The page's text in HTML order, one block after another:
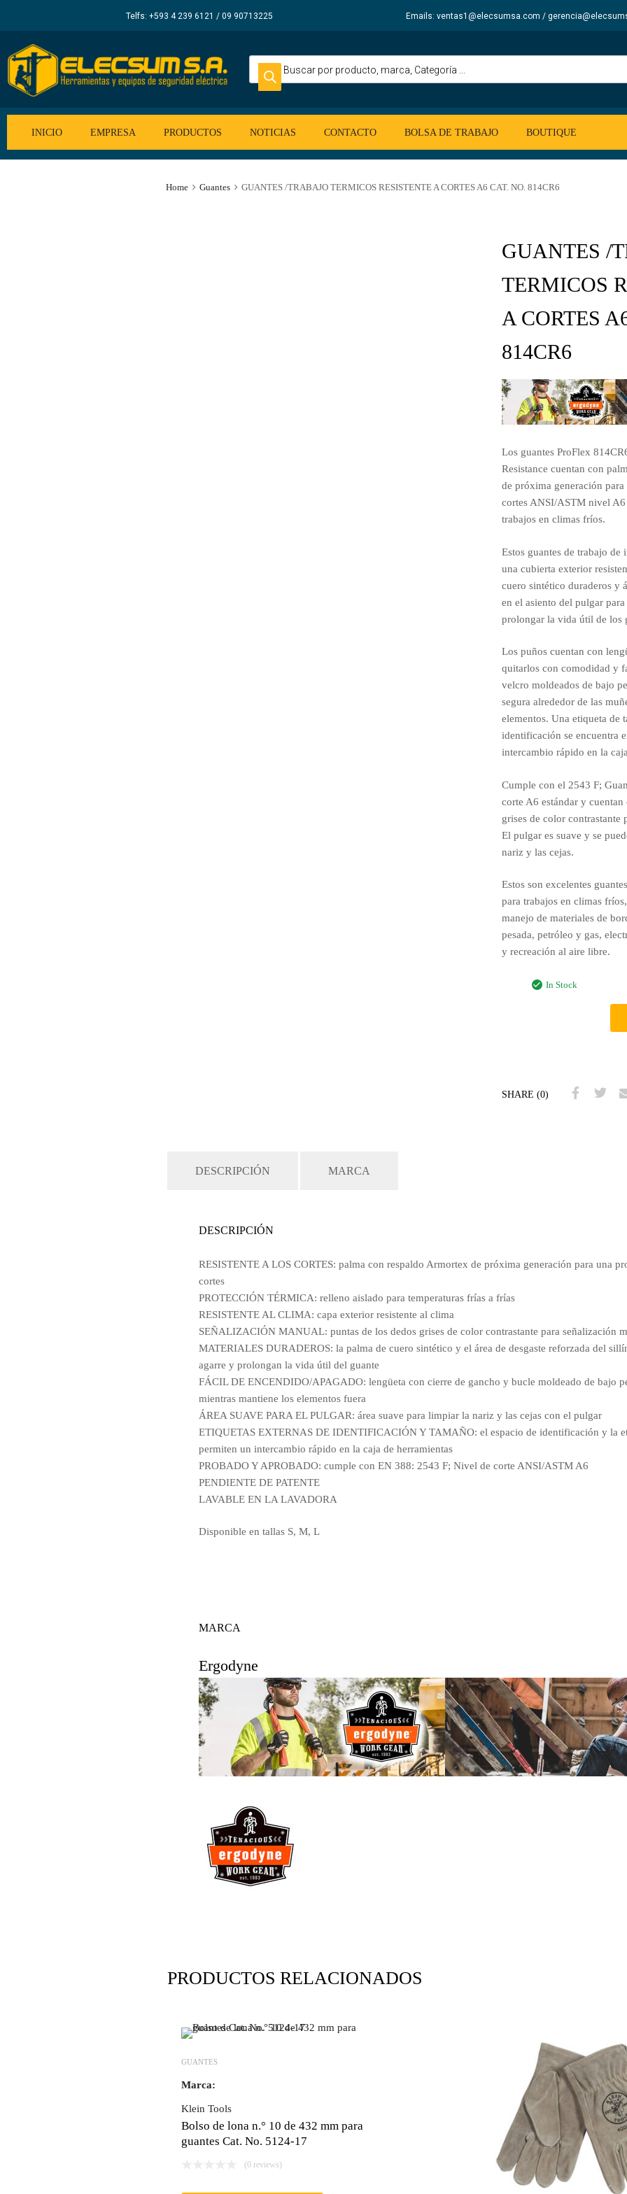
Telfs: +593 4 239 6121 / 09 90713225 Emails: ventas1@elecsumsa.com /
INICIO EMPRESA PRODUCTOS NOTICIAS CONTACTO BOLSA DE TRABAJO BOUTIQUE
Home Guantes GUANTES /TRABAJO TERMICOS RESISTENTE A CORTES A6 CAT. NO. 814CR6
GUANTES /
TERMICOS
A CORTES
814CR6
Los guantes ProFlex
Resistance cuentan con
de próxima generación
cortes ANSI/ASTM nivel
trabajos en climas fríos.
Estos guantes de trabajo de
una cubierta exterior
cuero sintético duraderos y
en el asiento del pulgar
prolongar la vida útil de los
Los puños cuentan con
quitarlos con comodidad y
velcro moldeados de bajo
segura alrededor de las
elementos. Una etiqueta de
identificación se encuentra
intercambio rápido en la
Cumple con el 2543 F;
corte A6 estándar y
grises de color contrastante
El pulgar es suave y se
nariz y las cejas.
Estos son excelentes
para trabajos en climas
manejo de materiales de
pesada, petróleo y gas,
y recreación al aire libre.
In Stock
SHARE (0)
DESCRIPCIÓN MARCA
DESCRIPCIÓN
RESISTENTE A LOS CORTES: palma con respaldo Armortex de próxima generación para una
cortes
PROTECCIÓN TÉRMICA: relleno aislado para temperaturas frías a frías
RESISTENTE AL CLIMA: capa exterior resistente al clima
SEÑALIZACIÓN MANUAL: puntas de los dedos grises de color contrastante para señalización
MATERIALES DURADEROS: la palma de cuero sintético y el área de desgaste reforzada del
agarre y prolongan la vida útil del guante
FÁCIL DE ENCENDIDO/APAGADO: lengüeta con cierre de gancho y bucle moldeado de bajo
mientras mantiene los elementos fuera
ÁREA SUAVE PARA EL PULGAR: área suave para limpiar la nariz y las cejas con el pulgar
ETIQUETAS EXTERNAS DE IDENTIFICACIÓN Y TAMAÑO: el espacio de identificación y la
permiten un intercambio rápido en la caja de herramientas
PROBADO Y APROBADO: cumple con EN 388: 2543 F; Nivel de corte ANSI/ASTM A6
PENDIENTE DE PATENTE
LAVABLE EN LA LAVADORA
Disponible en tallas S, M, L
MARCA
Ergodyne
PRODUCTOS RELACIONADOS
GUANTES
Marca:
Klein Tools
Bolso de lona n.° 10 de 432 mm para
guantes Cat. No. 5124-17
(0 reviews)